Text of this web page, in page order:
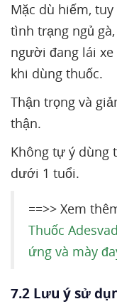
Mặc dù hiếm,
tình trạng ngủ
người đang lái
khi dùng thuốc.
Thận trọng và
thận.
Không tự ý dùng
dưới 1 tuổi.
==>> Xem
Thuốc
ứng và mày
7.2 Lưu ý sử